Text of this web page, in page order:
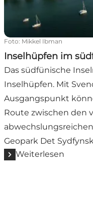
Foto: Mikkel Ibman
Inselhüpfen im
Das südfünische
Inselhüpfen. Mit
Ausgangspunkt
Route zwischen den
abwechslungsreichen
Geopark Det
Weiterlesen